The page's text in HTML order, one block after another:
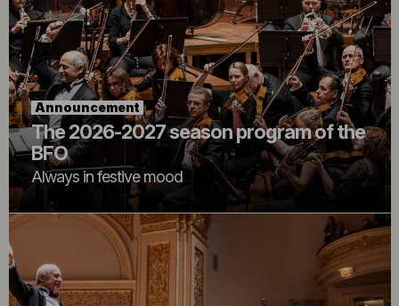
Announcement
The 2026-2027 season program of the
BFO
Always in festive mood